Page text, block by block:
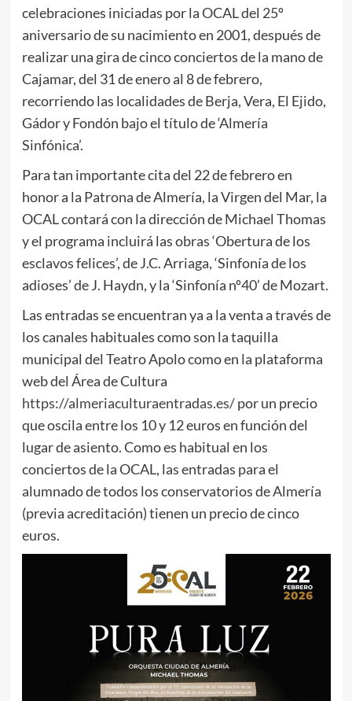
celebraciones iniciadas por la OCAL del 25º
aniversario de su nacimiento en 2001, después de
realizar una gira de cinco conciertos de la mano de
Cajamar, del 31 de enero al 8 de febrero,
recorriendo las localidades de Berja, Vera, El Ejido,
Gádor y Fondón bajo el título de ‘Almería
Sinfónica’.
Para tan importante cita del 22 de febrero en
honor a la Patrona de Almería, la Virgen del Mar, la
OCAL contará con la dirección de Michael Thomas
y el programa incluirá las obras ‘Obertura de los
esclavos felices’, de J.C. Arriaga, ‘Sinfonía de los
adioses’ de J. Haydn, y la ‘Sinfonía nº40’ de Mozart.
Las entradas se encuentran ya a la venta a través de
los canales habituales como son la taquilla
municipal del Teatro Apolo como en la plataforma
web del Área de Cultura
https://almeriaculturaentradas.es/por un precio
que oscila entre los 10 y 12 euros en función del
lugar de asiento. Como es habitual en los
conciertos de la OCAL, las entradas para el
alumnado de todos los conservatorios de Almería
(previa acreditación) tienen un precio de cinco
euros.